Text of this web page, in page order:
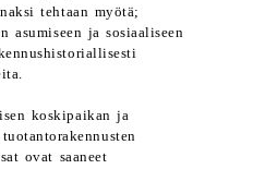
tehtaan myötä;
asumiseen ja sosiaaliseen
koskipaikan ja
ovat saaneet